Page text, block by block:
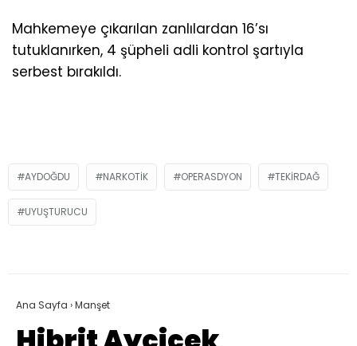
Mahkemeye çıkarılan zanlılardan 16’sı
tutuklanırken, 4 şüpheli adli kontrol şartıyla
serbest bırakıldı.
AYDOĞDU NARKOTIK OPERASDYON TEKIRDAĞ
UYUŞTURUCU
Ana Sayfa ›Manşet